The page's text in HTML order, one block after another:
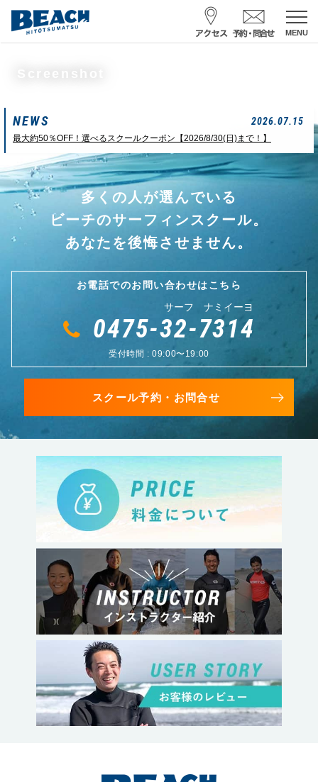
MENU
スクール予約・お問合せ
サーフ ナミイーヨ
0475-32-7314
受付時間 : 09:00〜19:00
一松海岸 波情報
状態 風
6:20 22:58
NEWS 2026.07.15
最大約50％OFF！選べるスクールクーポン【2026/8/30(日)まで！】
多くの人が選んでいる
ビーチのサーフィンスクール。
あなたを後悔させません。
お電話でのお問い合わせはこちら
サーフ ナミイーヨ
0475-32-7314
受付時間 : 09:00〜19:00
スクール予約・お問合せ